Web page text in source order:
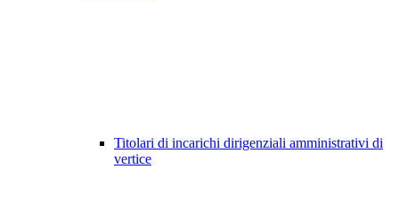
Titolari di incarichi dirigenziali amministrativi di
vertice